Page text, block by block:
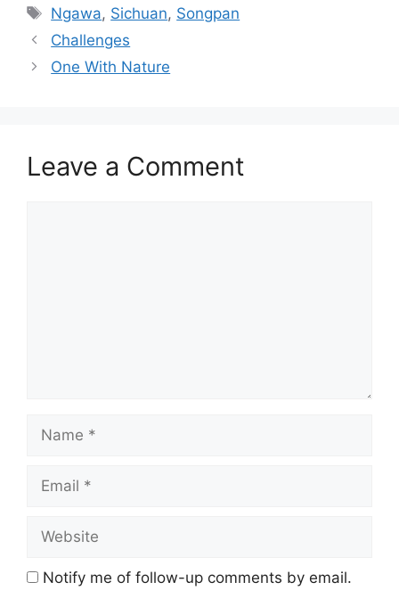
Tags
Ngawa, Sichuan, Songpan
Challenges
One With Nature
Leave a Comment
Name
Email
Website
Notify me of follow-up comments by email.